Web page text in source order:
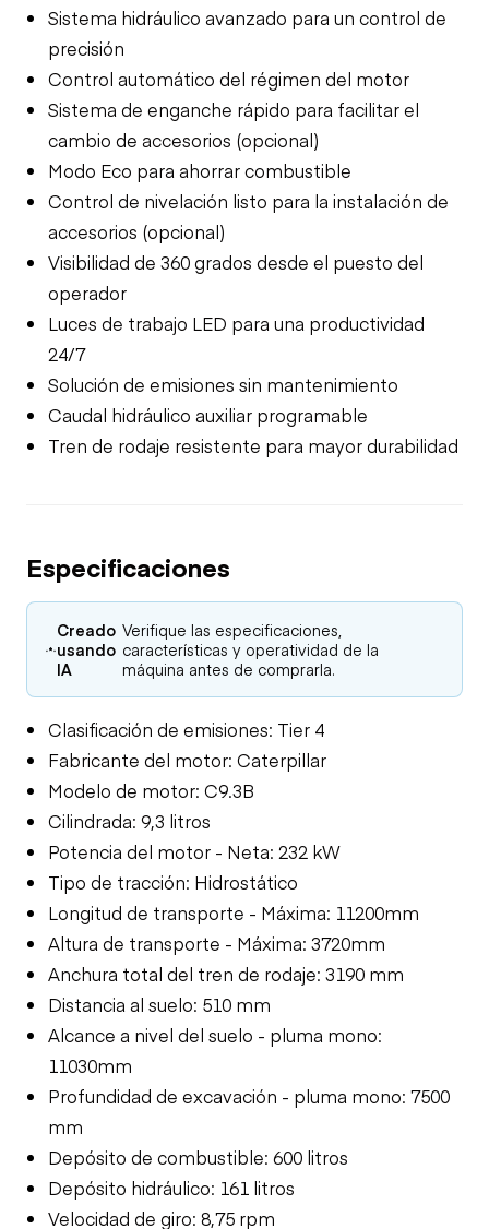
Sistema hidráulico avanzado para un control de
precisión
Control automático del régimen del motor
Sistema de enganche rápido para facilitar el
cambio de accesorios (opcional)
Modo Eco para ahorrar combustible
Control de nivelación listo para la instalación de
accesorios (opcional)
Visibilidad de 360 grados desde el puesto del
operador
Luces de trabajo LED para una productividad
24/7
Solución de emisiones sin mantenimiento
Caudal hidráulico auxiliar programable
Tren de rodaje resistente para mayor durabilidad
Especificaciones
Creado
usando
IA
Verifique las especificaciones,
características y operatividad de la
máquina antes de comprarla.
Clasificación de emisiones: Tier 4
Fabricante del motor: Caterpillar
Modelo de motor: C9.3B
Cilindrada: 9,3 litros
Potencia del motor - Neta: 232 kW
Tipo de tracción: Hidrostático
Longitud de transporte - Máxima: 11200mm
Altura de transporte - Máxima: 3720mm
Anchura total del tren de rodaje: 3190 mm
Distancia al suelo: 510 mm
Alcance a nivel del suelo - pluma mono:
11030mm
Profundidad de excavación - pluma mono: 7500
mm
Depósito de combustible: 600 litros
Depósito hidráulico: 161 litros
Velocidad de giro: 8,75 rpm